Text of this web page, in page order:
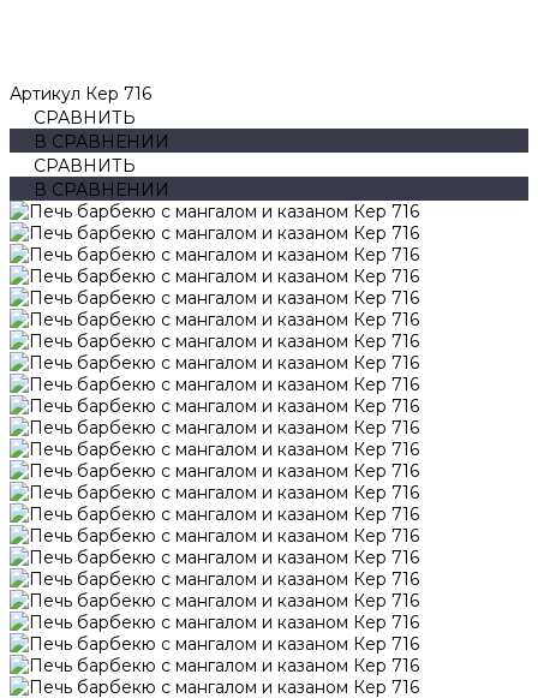
Артикул Кер 716
СРАВНИТЬ
В СРАВНЕНИИ
СРАВНИТЬ
В СРАВНЕНИИ